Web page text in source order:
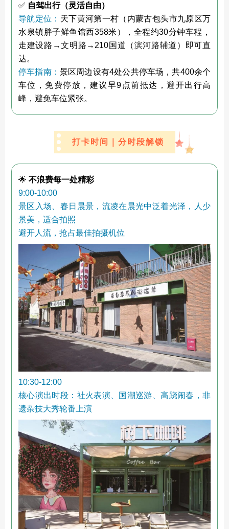
✅ 自驾出行（灵活自由）
导航定位： 天下黄河第一村（内蒙古包头市九原区万
水泉镇胖子鲜鱼馆西358米），全程约30分钟车程，
走建设路→文明路→210国道（滨河路辅道）即可直
达。
停车指南： 景区周边设有4处公共停车场，共400余个
车位，免费停放，建议早9点前抵达，避开出行高
峰，避免车位紧张。
打卡时间｜分时段解锁
🌟 不浪费每一处精彩
9:00-10:00
景区入场、春日晨景，流凌在晨光中泛着光泽，人少
景美，适合拍照
避开人流，抢占最佳拍摄机位
10:30-12:00
核心演出时段：社火表演、国潮巡游、高跷闹春，非
遗杂技大秀轮番上演